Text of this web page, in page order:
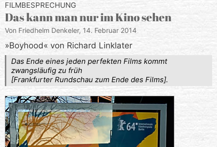
FILMBESPRECHUNG
Das kann man nur im Kino sehen
Von Friedhelm Denkeler, 14. Februar 2014
»Boyhood« von Richard Linklater
Das Ende eines jeden perfekten Films kommt
zwangsläufig zu früh
[Frankfurter Rundschau zum Ende des Films].